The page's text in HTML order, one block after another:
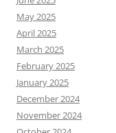
May 2025
April 2025
March 2025
February 2025
January 2025
December 2024
November 2024